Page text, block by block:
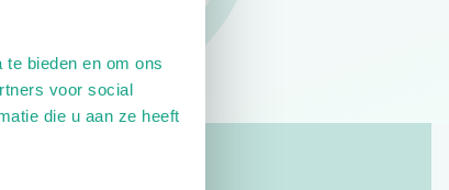
bieden en om ons
voor social
die u aan ze heeft